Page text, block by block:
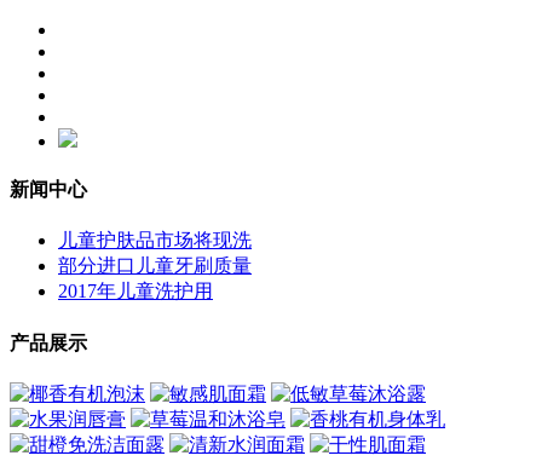
新闻中心
儿童护肤品市场将现洗
部分进口儿童牙刷质量
2017年儿童洗护用
产品展示